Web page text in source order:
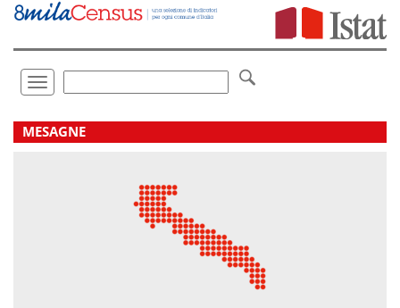
Vai
direttamente
Toggle
navigation
.
MESAGNE